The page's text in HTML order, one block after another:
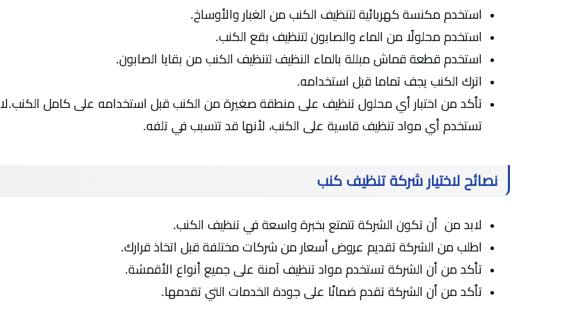
استخدم مكنسة كهربائية لتنظيف الكنب من الغبار والأوساخ.
استخدم محلولًا من الماء والصابون لتنظيف بقع الكنب.
استخدم قطعة قماش مبللة بالماء النظيف لتنظيف الكنب من بقايا الصابون.
اترك الكنب يجف تماما قبل استخدامه.
تأكد من اختبار أي محلول تنظيف على منطقة صغيرة من الكنب قبل استخدامه على كامل الكنب.لا
تستخدم أي مواد تنظيف قاسية على الكنب، لأنها قد تتسبب في تلفه.
نصائح لاختيار شركة تنظيف كنب
لابد من أن تكون الشركة تتمتع بخبرة واسعة في تنظيف الكنب.
اطلب من الشركة تقديم عروض أسعار من شركات مختلفة قبل اتخاذ قرارك.
تأكد من أن الشركة تستخدم مواد تنظيف آمنة على جميع أنواع الأقمشة.
تأكد من أن الشركة تقدم ضمانًا على جودة الخدمات التي تقدمها.